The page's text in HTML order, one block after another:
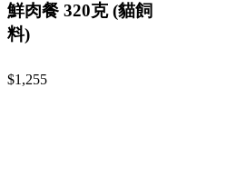
鮮肉餐 320克 (貓飼
料)
$1,255